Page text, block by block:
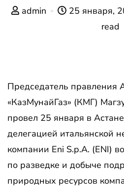
admin 25 января,
read
Председатель правления
«КазМунайГаз» (КМГ)
провел 25 января в
делегацией итальянской
компании Eni S.p.A. (ENI)
по разведке и добыче
природных ресурсов